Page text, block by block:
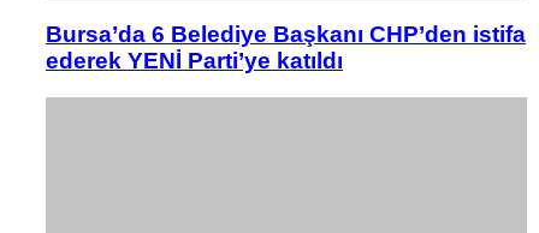
Bursa’da 6 Belediye Başkanı CHP’den istifa
ederek YENİ Parti’ye katıldı